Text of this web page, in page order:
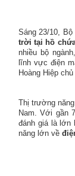
Sáng 23/10,
trời tại hồ
nhiều bộ
lĩnh vực điện
Hoàng Hiệp
Thị trường
Nam. Với gần
đánh giá là lớn
năng lớn về